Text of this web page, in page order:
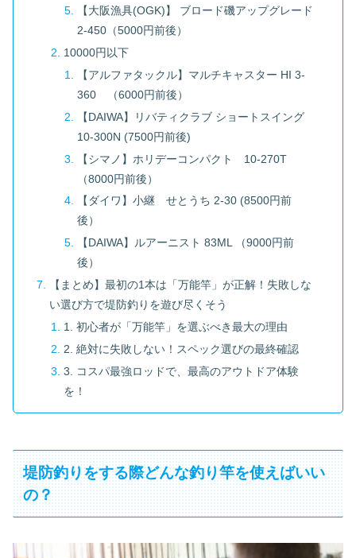
【大阪漁具(OGK)】 ブロード磯アップグレード
2-450（5000円前後）
10000円以下
【アルファタックル】マルチキャスター HI 3-
360 （6000円前後）
【DAIWA】リバティクラブ ショートスイング
10-300N (7500円前後)
【シマノ】ホリデーコンパクト 10-270T
（8000円前後）
【ダイワ】小継 せとうち 2-30 (8500円前
後）
【DAIWA】ルアーニスト 83ML （9000円前
後）
【まとめ】最初の1本は「万能竿」が正解！失敗しな
い選び方で堤防釣りを遊び尽くそう
1. 初心者が「万能竿」を選ぶべき最大の理由
2. 絶対に失敗しない！スペック選びの最終確認
3. コスパ最強ロッドで、最高のアウトドア体験
を！
堤防釣りをする際どんな釣り竿を使えばいい
の？